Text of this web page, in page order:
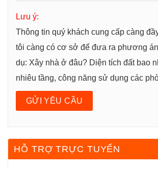
Lưu ý:
Thông tin quý khách cung cấp càng
tôi càng có cơ sở để đưa ra phương
dụ: Xây nhà ở đâu? Diện tích đất bao
nhiêu tầng, công năng sử dụng các
HỖ TRỢ TRỰC TUYẾN